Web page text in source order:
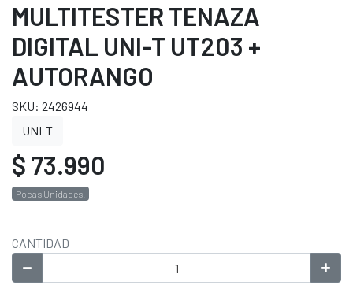
MULTITESTER TENAZA
DIGITAL UNI-T UT203 +
AUTORANGO
SKU: 2426944
UNI-T
$ 73.990
Pocas Unidades.
CANTIDAD